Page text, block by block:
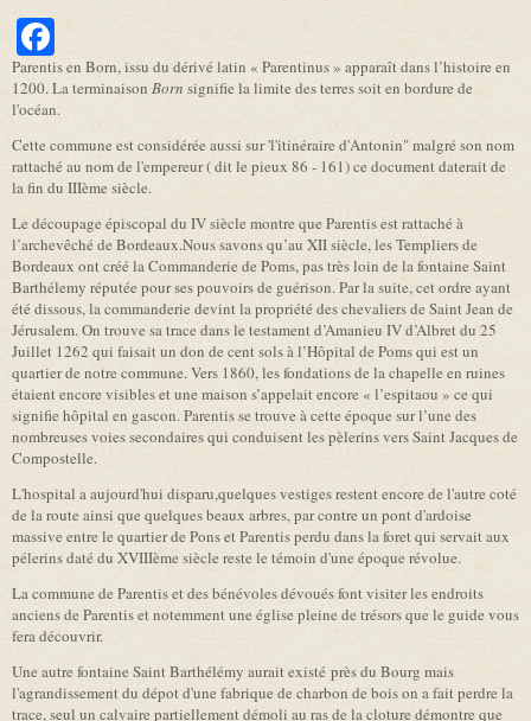
Parentis en Born, issu du dérivé latin « Parentinus » apparaît dans l’histoire en
1200. La terminaison Born signifie la limite des terres soit en bordure de
l'océan.
Cette commune est considérée aussi sur 'l'itinéraire d'Antonin" malgré son nom
rattaché au nom de l'empereur ( dit le pieux 86 - 161) ce document daterait de
la fin du IIIème siècle.
Le découpage épiscopal du IV siècle montre que Parentis est rattaché à
l’archevêché de Bordeaux.Nous savons qu’au XII siècle, les Templiers de
Bordeaux ont créé la Commanderie de Poms, pas très loin de la fontaine Saint
Barthélemy réputée pour ses pouvoirs de guérison. Par la suite, cet ordre ayant
été dissous, la commanderie devint la propriété des chevaliers de Saint Jean de
Jérusalem. On trouve sa trace dans le testament d’Amanieu IV d’Albret du 25
Juillet 1262 qui faisait un don de cent sols à l’Hôpital de Poms qui est un
quartier de notre commune. Vers 1860, les fondations de la chapelle en ruines
étaient encore visibles et une maison s’appelait encore « l’espitaou » ce qui
signifie hôpital en gascon. Parentis se trouve à cette époque sur l’une des
nombreuses voies secondaires qui conduisent les pèlerins vers Saint Jacques de
Compostelle.
L'hospital a aujourd'hui disparu,quelques vestiges restent encore de l'autre coté
de la route ainsi que quelques beaux arbres, par contre un pont d'ardoise
massive entre le quartier de Pons et Parentis perdu dans la foret qui servait aux
pélerins daté du XVIIIème siècle reste le témoin d'une époque révolue.
La commune de Parentis et des bénévoles dévoués font visiter les endroits
anciens de Parentis et notemment une église pleine de trésors que le guide vous
fera découvrir.
Une autre fontaine Saint Barthélémy aurait existé près du Bourg mais
l'agrandissement du dépot d'une fabrique de charbon de bois on a fait perdre la
trace, seul un calvaire partiellement démoli au ras de la cloture démontre que